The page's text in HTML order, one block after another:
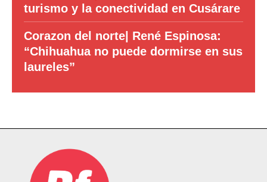
turismo y la conectividad en Cusárare
Corazon del norte| René Espinosa:
“Chihuahua no puede dormirse en sus
laureles”